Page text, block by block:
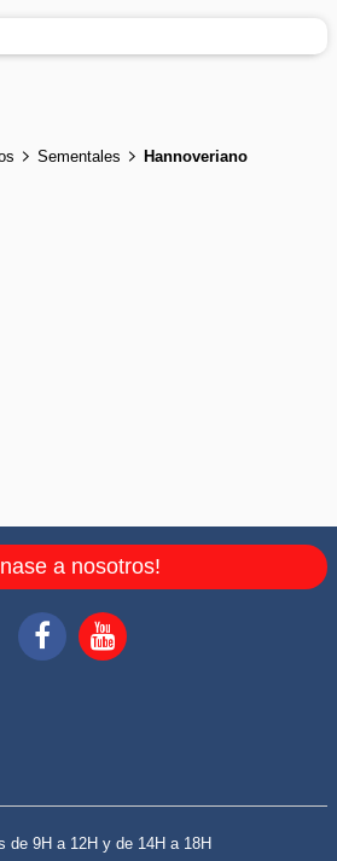
Sementales Hannoveriano
a nosotros!
de 9H a 12H y de 14H a 18H